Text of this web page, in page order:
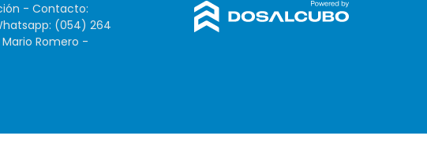
- Contacto:
(054) 264
Romero -